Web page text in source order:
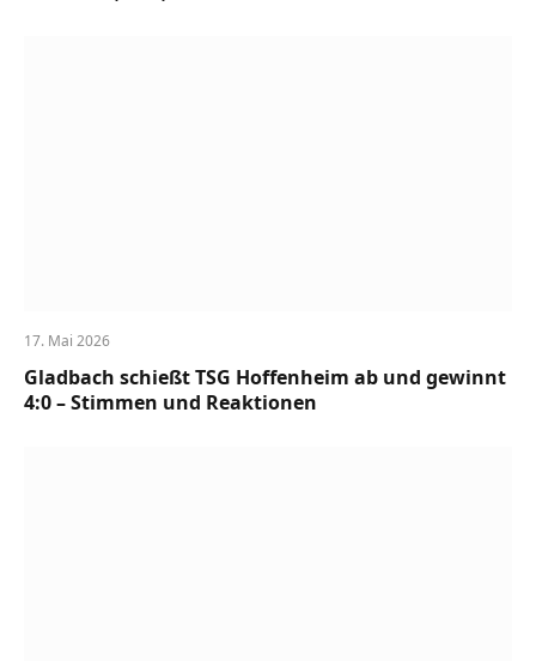
17. Mai 2026
Gladbach schießt TSG Hoffenheim ab und gewinnt
4:0 – Stimmen und Reaktionen